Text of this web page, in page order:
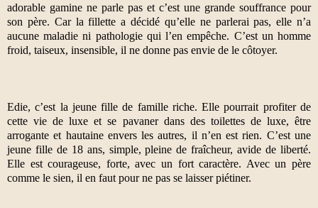
adorable gamine ne parle pas et c’est une grande souffrance pour
son père. Car la fillette a décidé qu’elle ne parlerai pas, elle n’a
aucune maladie ni pathologie qui l’en empêche. C’est un homme
froid, taiseux, insensible, il ne donne pas envie de le côtoyer.
Edie, c’est la jeune fille de famille riche. Elle pourrait profiter de
cette vie de luxe et se pavaner dans des toilettes de luxe, être
arrogante et hautaine envers les autres, il n’en est rien. C’est une
jeune fille de 18 ans, simple, pleine de fraîcheur, avide de liberté.
Elle est courageuse, forte, avec un fort caractère. Avec un père
comme le sien, il en faut pour ne pas se laisser piétiner.